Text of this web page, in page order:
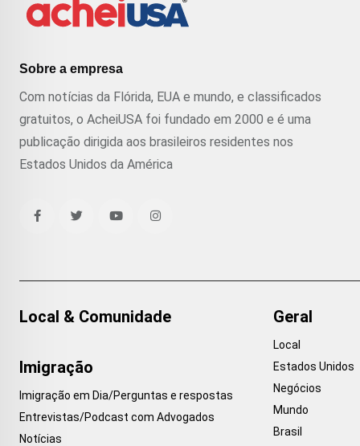
Sobre a empresa
Com notícias da Flórida, EUA e mundo, e classificados
gratuitos, o AcheiUSA foi fundado em 2000 e é uma
publicação dirigida aos brasileiros residentes nos
Estados Unidos da América
Local & Comunidade
Imigração
Imigração em Dia/Perguntas e respostas
Entrevistas/Podcast com Advogados
Notícias
Geral
Local
Estados Unidos
Negócios
Mundo
Brasil